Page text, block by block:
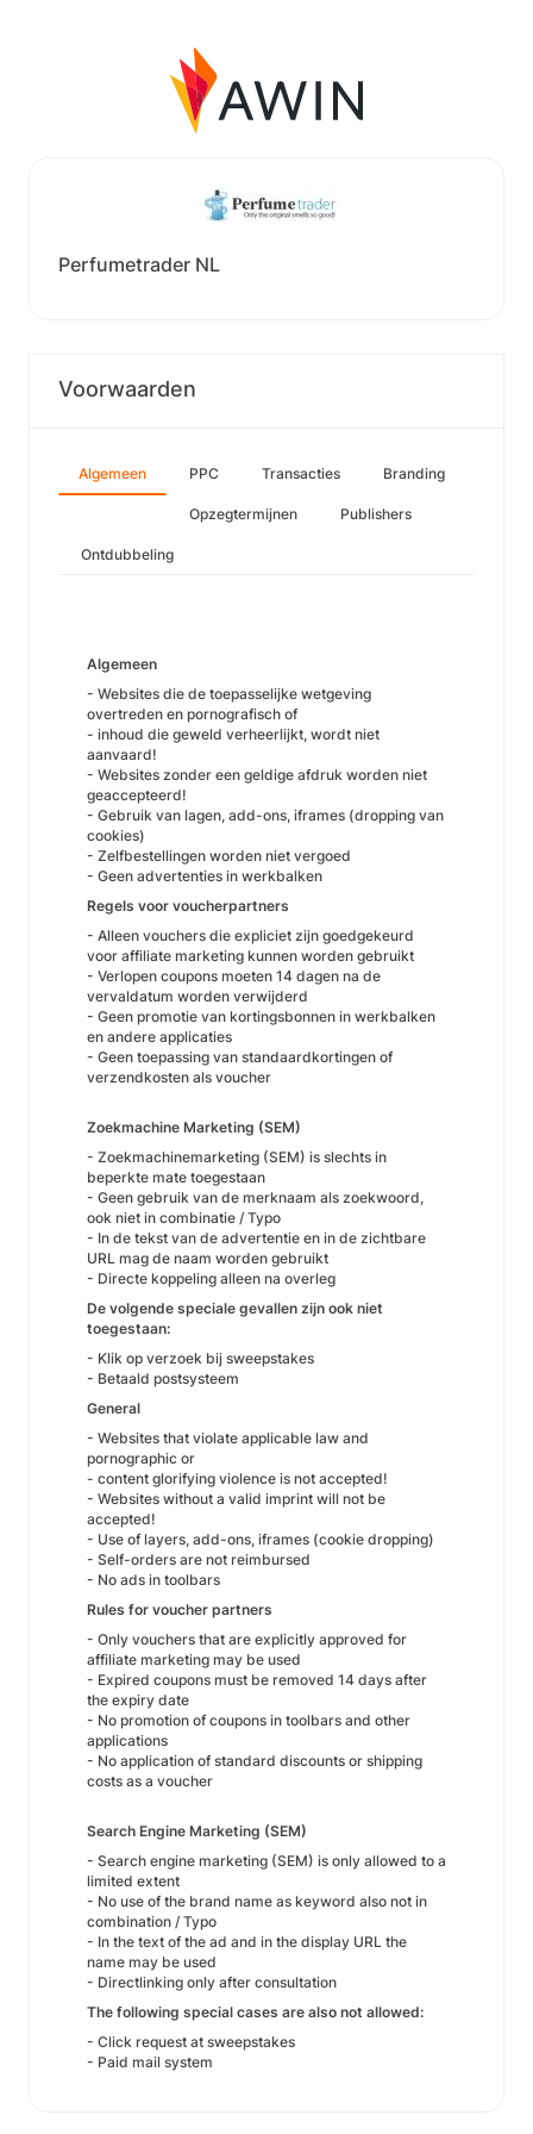
Perfumetrader NL
Voorwaarden
Algemeen PPC Transacties Branding
Opzegtermijnen Publishers
Ontdubbeling
Algemeen
- Websites die de toepasselijke wetgeving
overtreden en pornografisch of
- inhoud die geweld verheerlijkt, wordt niet
aanvaard!
- Websites zonder een geldige afdruk worden niet
geaccepteerd!
- Gebruik van lagen, add-ons, iframes (dropping van
cookies)
- Zelfbestellingen worden niet vergoed
- Geen advertenties in werkbalken
Regels voor voucherpartners
- Alleen vouchers die expliciet zijn goedgekeurd
voor affiliate marketing kunnen worden gebruikt
- Verlopen coupons moeten 14 dagen na de
vervaldatum worden verwijderd
- Geen promotie van kortingsbonnen in werkbalken
en andere applicaties
- Geen toepassing van standaardkortingen of
verzendkosten als voucher
Zoekmachine Marketing (SEM)
- Zoekmachinemarketing (SEM) is slechts in
beperkte mate toegestaan
- Geen gebruik van de merknaam als zoekwoord,
ook niet in combinatie / Typo
- In de tekst van de advertentie en in de zichtbare
URL mag de naam worden gebruikt
- Directe koppeling alleen na overleg
De volgende speciale gevallen zijn ook niet
toegestaan:
- Klik op verzoek bij sweepstakes
- Betaald postsysteem
General
- Websites that violate applicable law and
pornographic or
- content glorifying violence is not accepted!
- Websites without a valid imprint will not be
accepted!
- Use of layers, add-ons, iframes (cookie dropping)
- Self-orders are not reimbursed
- No ads in toolbars
Rules for voucher partners
- Only vouchers that are explicitly approved for
affiliate marketing may be used
- Expired coupons must be removed 14 days after
the expiry date
- No promotion of coupons in toolbars and other
applications
- No application of standard discounts or shipping
costs as a voucher
Search Engine Marketing (SEM)
- Search engine marketing (SEM) is only allowed to a
limited extent
- No use of the brand name as keyword also not in
combination / Typo
- In the text of the ad and in the display URL the
name may be used
- Directlinking only after consultation
The following special cases are also not allowed:
- Click request at sweepstakes
- Paid mail system